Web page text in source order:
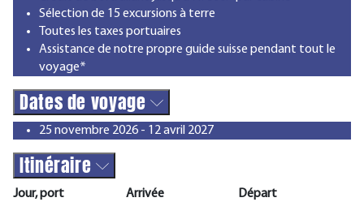
Sélection de 15 excursions à terre
Toutes les taxes portuaires
Assistance de notre propre guide suisse pendant tout le
voyage*
Dates de voyage
25 novembre 2026 - 12 avril 2027
Itinéraire
Jour, port Arrivée Départ